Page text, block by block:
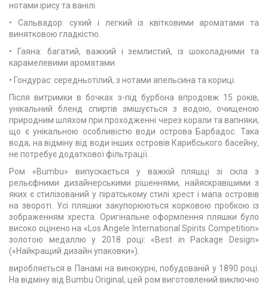
нотами ірису та ванілі.
• Сальвадор: сухий і легкий із квітковими ароматами та
винятковою гладкістю.
• Гаяна: багатий, важкий і землистий, із шоколадними та
карамелевими ароматами.
• Гондурас: середньотілий, з нотами апельсина та кориці.
Після витримки в бочках з-під бурбона впродовж 15 років,
унікальний бленд спиртів змішується з водою, очищеною
природним шляхом при проходженні через корали та вапняки,
що є унікальною особливістю води острова Барбадос. Така
вода, на відміну від води інших островів Карибського басейну,
не потребує додаткової фільтрації.
Ром «Bumbu» випускається у важкій пляшці зі скла з
рельєфними дизайнерськими рішеннями, найяскравішими з
яких є стилізований у піратському стилі хрест і мапа островів
на звороті. Усі пляшки закупорюються корковою пробкою із
зображенням хреста. Оригінальне оформлення пляшки було
високо оцінено на «Los Angele International Spirits Competition»
золотою медаллю у 2018 році: «Best in Package Design»
(«Найкращий дизайн упаковки»).
виробляється в Панамі на винокурні, побудованій у 1890 році.
На відміну від Bumbu Original, цей ром виготовлений виключно